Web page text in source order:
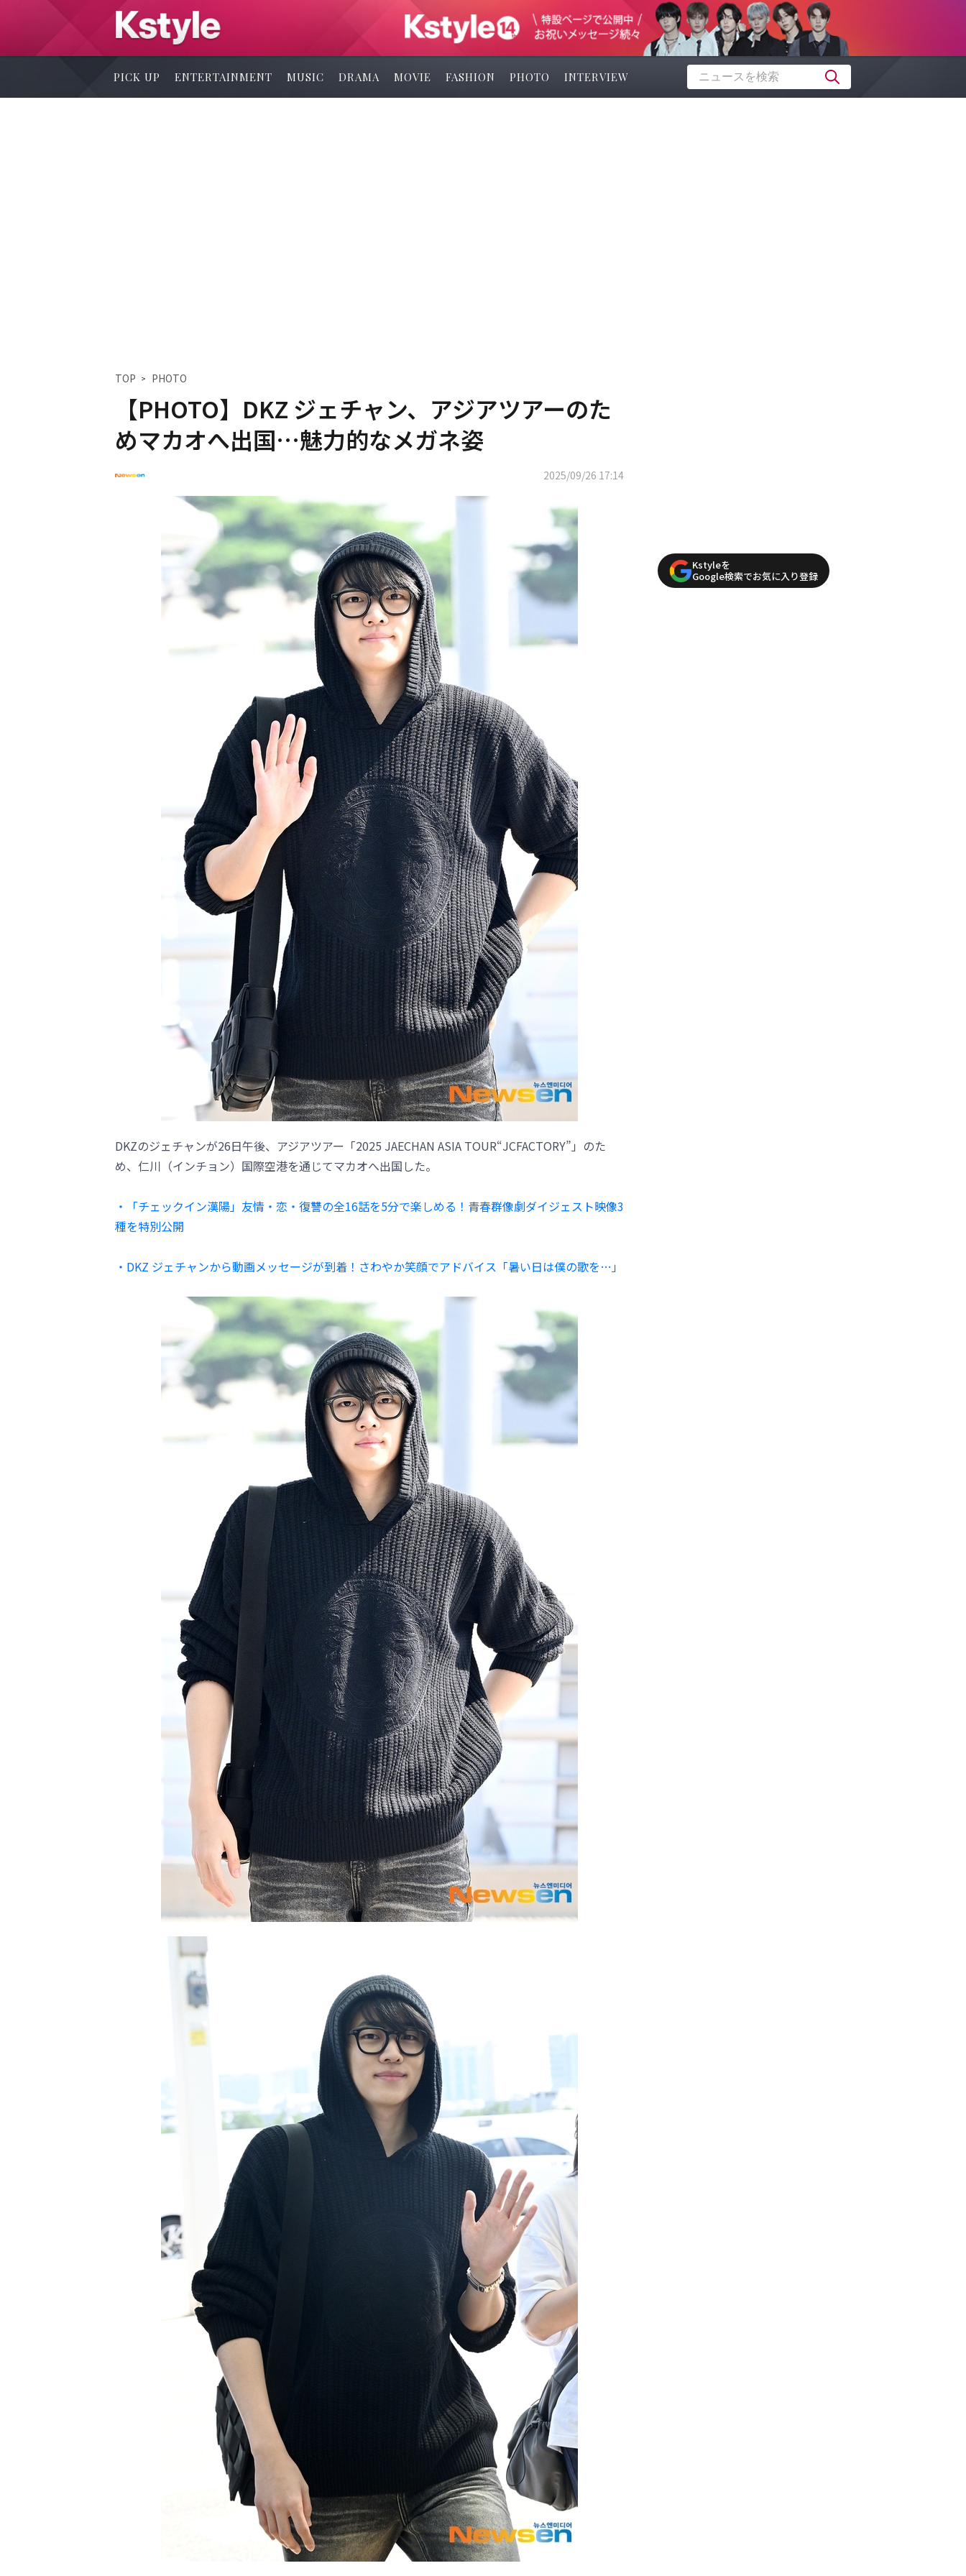
PICK UP ENTERTAINMENT MUSIC DRAMA MOVIE FASHION PHOTO INTERVIEW
TOP PHOTO
【PHOTO】DKZ ジェチャン、アジアツアーのた
めマカオへ出国…魅力的なメガネ姿
2025/09/26 17:14
DKZのジェチャンが26日午後、アジアツアー「2025 JAECHAN ASIA TOUR“JCFACTORY”」のた
め、仁川（インチョン）国際空港を通じてマカオへ出国した。
・「チェックイン漢陽」友情・恋・復讐の全16話を5分で楽しめる！青春群像劇ダイジェスト映像3
種を特別公開
・DKZ ジェチャンから動画メッセージが到着！さわやか笑顔でアドバイス「暑い日は僕の歌を…」
Kstyleを
Google検索でお気に入り登録